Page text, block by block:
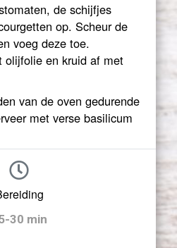
de schijfjes
op. Scheur de
voeg deze toe.
olijfolie en kruid af met
van de oven gedurende
met verse basilicum
30 min